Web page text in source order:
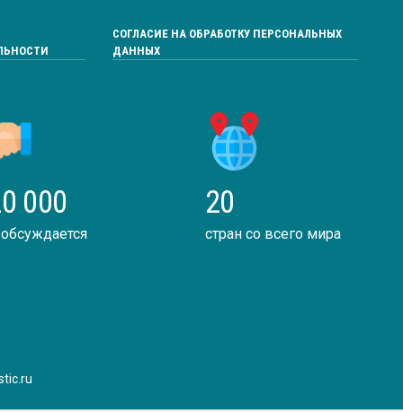
СОГЛАСИЕ НА ОБРАБОТКУ ПЕРСОНАЛЬНЫХ
ДАННЫХ
000 20
стран со всего мира